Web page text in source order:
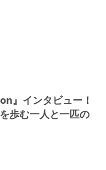
』インタビュー！
歩む一人と一匹の